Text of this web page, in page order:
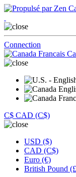
Connection
C$ CAD (C$)
USD ($)
CAD (C$)
Euro (€)
British Pound